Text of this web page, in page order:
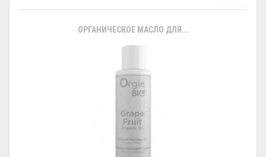
ОРГАНИЧЕСКОЕ МАСЛО ДЛЯ...